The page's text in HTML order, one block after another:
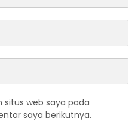
situs web saya pada
saya berikutnya.